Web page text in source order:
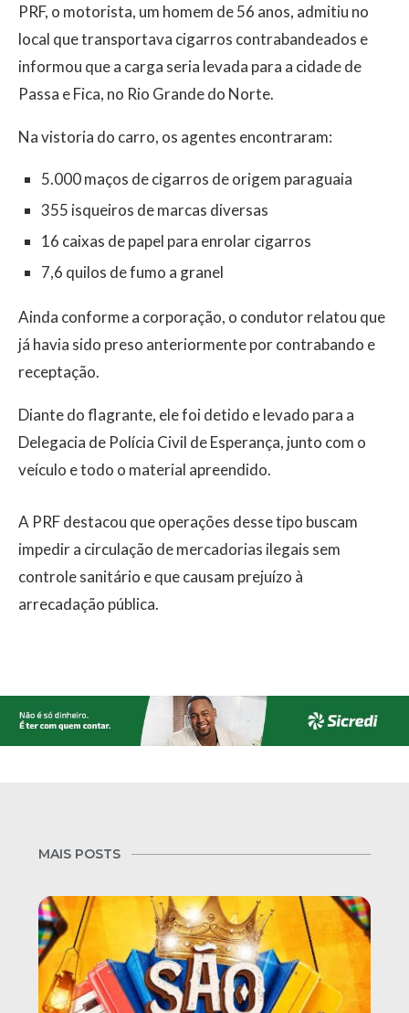
PRF, o motorista, um homem de 56 anos, admitiu no
local que transportava cigarros contrabandeados e
informou que a carga seria levada para a cidade de
Passa e Fica, no Rio Grande do Norte.
Na vistoria do carro, os agentes encontraram:
5.000 maços de cigarros de origem paraguaia
355 isqueiros de marcas diversas
16 caixas de papel para enrolar cigarros
7,6 quilos de fumo a granel
Ainda conforme a corporação, o condutor relatou que
já havia sido preso anteriormente por contrabando e
receptação.
Diante do flagrante, ele foi detido e levado para a
Delegacia de Polícia Civil de Esperança, junto com o
veículo e todo o material apreendido.
A PRF destacou que operações desse tipo buscam
impedir a circulação de mercadorias ilegais sem
controle sanitário e que causam prejuízo à
arrecadação pública.
MAIS POSTS